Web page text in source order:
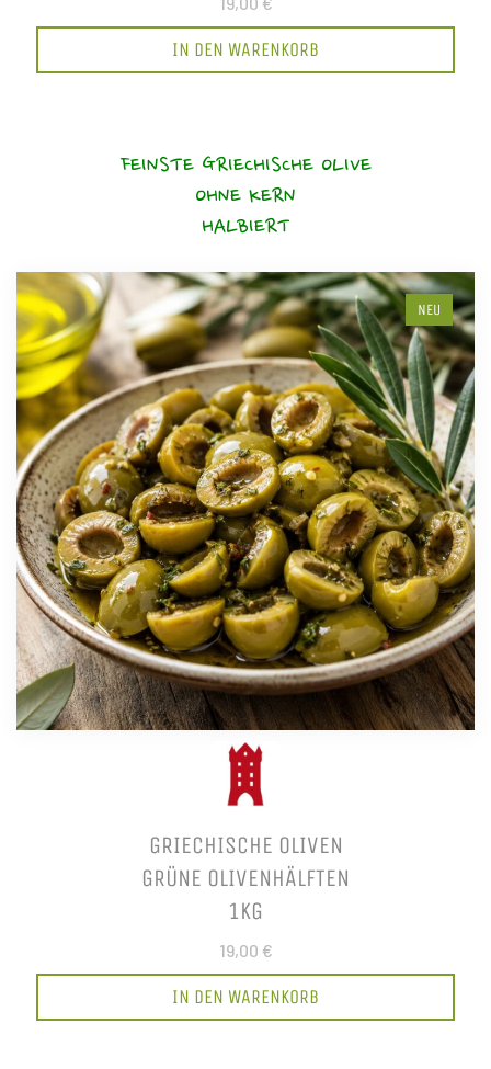
IN DEN WARENKORB
FEINSTE GRIECHISCHE OLIVE
OHNE KERN
HALBIERT
NEU
GRIECHISCHE OLIVEN
GRÜNE OLIVENHÄLFTEN
1KG
19,00 €
IN DEN WARENKORB